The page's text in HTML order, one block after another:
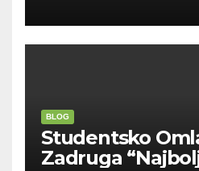
BLOG
Studentsko
Zadruga